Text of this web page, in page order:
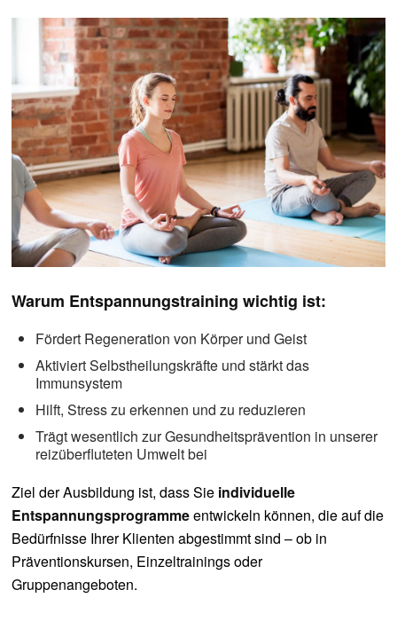
Warum Entspannungstraining wichtig ist:
Fördert Regeneration von Körper und Geist
Aktiviert Selbstheilungskräfte und stärkt das
Immunsystem
Hilft, Stress zu erkennen und zu reduzieren
Trägt wesentlich zur Gesundheitsprävention in unserer
reizüberfluteten Umwelt bei
Ziel der Ausbildung ist, dass Sie individuelle
Entspannungsprogrammeentwickeln können, die auf die
Bedürfnisse Ihrer Klienten abgestimmt sind – ob in
Präventionskursen, Einzeltrainings oder
Gruppenangeboten.